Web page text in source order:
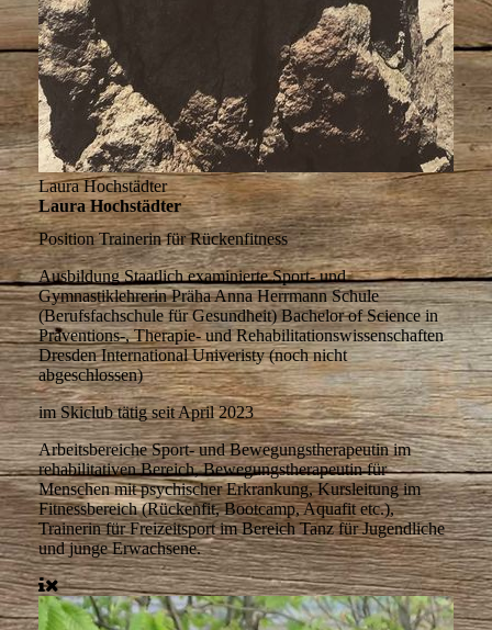
Laura Hochstädter
Laura Hochstädter
PositionTrainerin für Rückenfitness
AusbildungStaatlich examinierte Sport- und
Gymnastiklehrerin Präha Anna Herrmann Schule
(Berufsfachschule für Gesundheit) Bachelor of Science in
Präventions-, Therapie- und Rehabilitationswissenschaften
Dresden International Univeristy (noch nicht
abgeschlossen)
im Skiclub tätig seitApril 2023
ArbeitsbereicheSport- und Bewegungstherapeutin im
rehabilitativen Bereich, Bewegungstherapeutin für
Menschen mit psychischer Erkrankung, Kursleitung im
Fitnessbereich (Rückenfit, Bootcamp, Aquafit etc.),
Trainerin für Freizeitsport im Bereich Tanz für Jugendliche
und junge Erwachsene.